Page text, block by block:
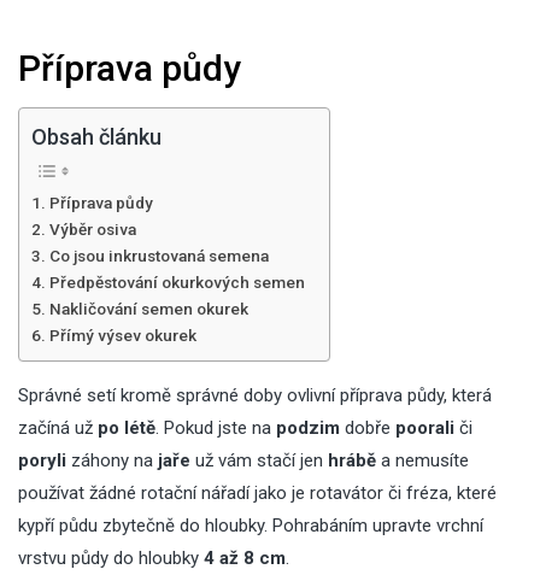
Příprava půdy
Obsah článku
Příprava půdy
Výběr osiva
Co jsou inkrustovaná semena
Předpěstování okurkových semen
Nakličování semen okurek
Přímý výsev okurek
Správné setí kromě správné doby ovlivní příprava půdy, která
začíná už po létě. Pokud jste na podzim dobře poorali či
poryli záhony na jaře už vám stačí jen hrábě a nemusíte
používat žádné rotační nářadí jako je rotavátor či fréza, které
kypří půdu zbytečně do hloubky. Pohrabáním upravte vrchní
vrstvu půdy do hloubky 4 až 8 cm.